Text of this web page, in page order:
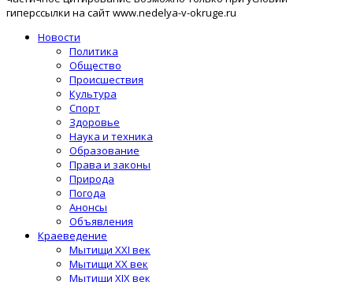
гиперссылки на сайт www.nedelya-v-okruge.ru
Новости
Политика
Общество
Происшествия
Культура
Спорт
Здоровье
Наука и техника
Образование
Права и законы
Природа
Погода
Анонсы
Объявления
Краеведение
Мытищи XXI век
Мытищи XX век
Мытищи XIX век